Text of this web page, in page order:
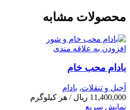
محصولات مشابه
افزودن به علاقه مندی
بادام محب خام
آجیل و تنقلات, بادام
11,400,000 ریال / هر کیلوگرم
نمایش سریع